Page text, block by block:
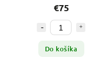
€75
Do košíka